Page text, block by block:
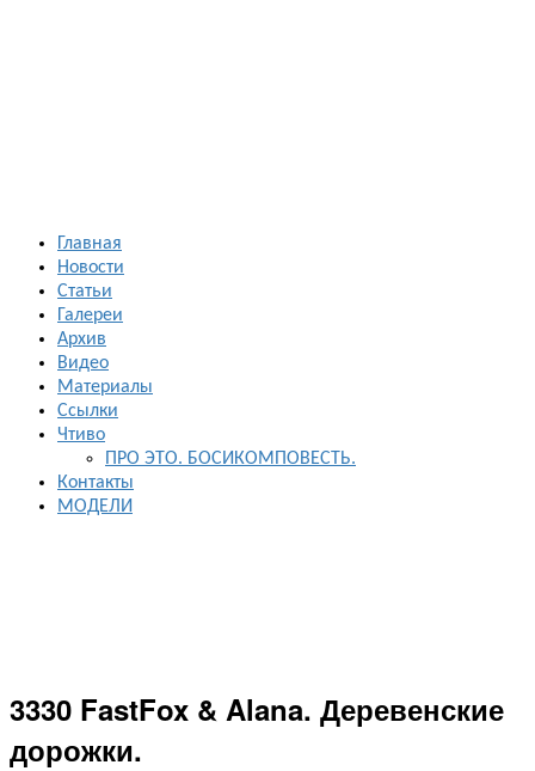
Главная
Новости
Статьи
Галереи
Архив
Видео
Материалы
Ссылки
Чтиво
ПРО ЭТО. БОСИКОМПОВЕСТЬ.
Контакты
МОДЕЛИ
3330 FastFox & Alana. Деревенские
дорожки.